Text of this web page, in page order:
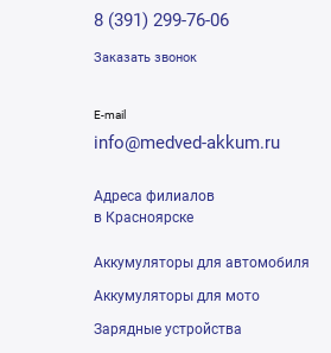
8 (391) 299-76-06
Заказать звонок
E-mail
info@medved-akkum.ru
Адреса филиалов
в Красноярске
Аккумуляторы для автомобиля
Аккумуляторы для мото
Зарядные устройства